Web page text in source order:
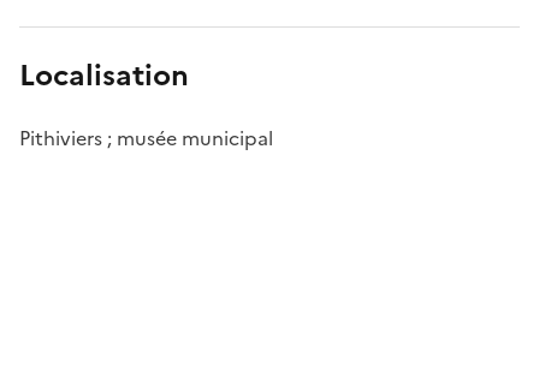
Localisation
Pithiviers ; musée municipal